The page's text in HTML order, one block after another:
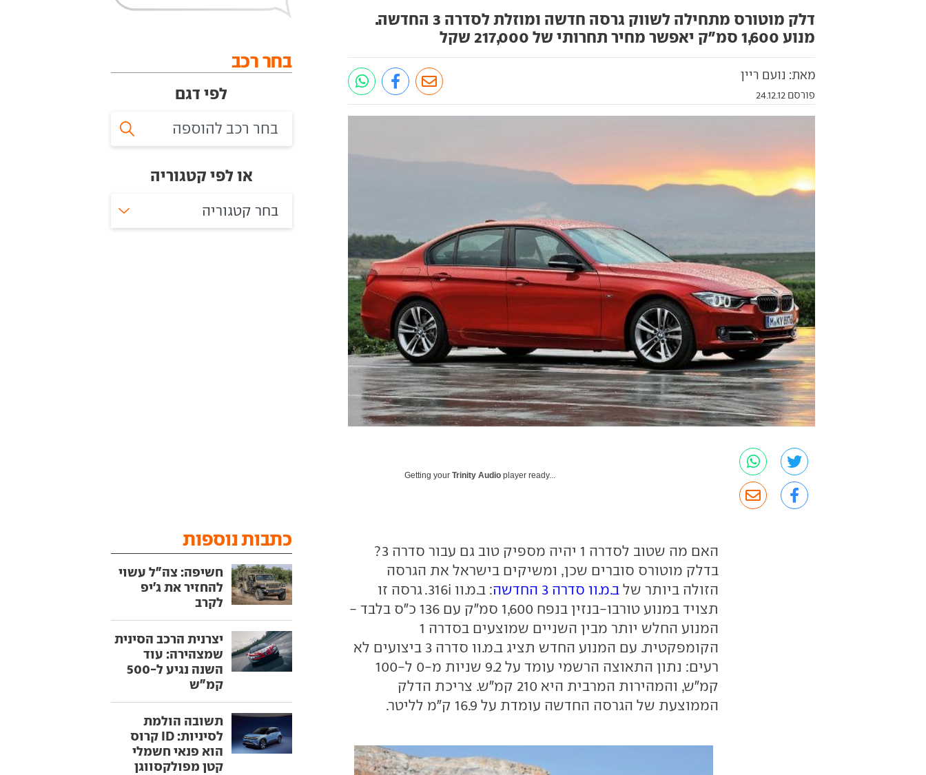
דלק מוטורס מתחילה לשווק גרסה חדשה ומוזלת לסדרה 3 החדשה.
מנוע 1,600 סמ"ק יאפשר מחיר תחרותי של 217,000 שקל
מאת: נועם ריין
פורסם 24.12.12
Getting yourTrinity Audio player ready...
האם מה שטוב לסדרה 1 יהיה מספיק טוב גם עבור סדרה 3?
בדלק מוטורס סוברים שכן, ומשיקים בישראל את הגרסה
הזולה ביותר של ב.מ.וו סדרה 3 החדשה
: ב.מ.וו 316i. גרסה זו
תצויד במנוע טורבו-בנזין בנפח 1,600 סמ"ק עם 136 כ"ס בלבד -
המנוע החלש יותר מבין השניים שמוצעים בסדרה 1
הקומפקטית. עם המנוע החדש תציג ב.מ.וו סדרה 3 ביצועים לא
רעים: נתון התאוצה הרשמי עומד על 9.2 שניות מ-0 ל-100
קמ"ש, והמהירות המרבית היא 210 קמ"ש. צריכת הדלק
הממוצעת של הגרסה החדשה עומדת על 16.9 ק"מ לליטר.
בחר רכב
לפי דגם
או לפי קטגוריה
בחר קטגוריה
כתבות נוספות
חשיפה: צה"ל עשוי
להחזיר את ג'יפ
לקרב
יצרנית הרכב הסינית
שמצהירה: עוד
השנה נגיע ל-500
קמ"ש
תשובה הולמת
לסיניות: ID קרוס
הוא פנאי חשמלי
קטן מפולקסווגן